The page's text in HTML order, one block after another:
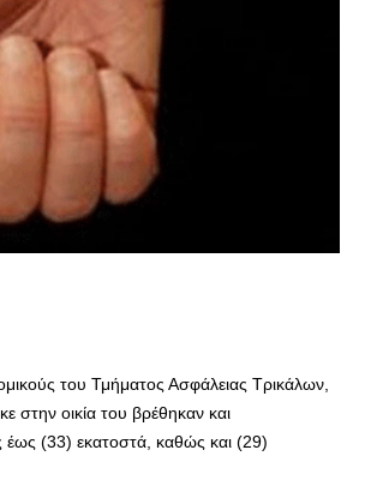
του Τμήματος Ασφάλειας Τρικάλων,
στην οικία του βρέθηκαν και
έως (33) εκατοστά, καθώς και (29)